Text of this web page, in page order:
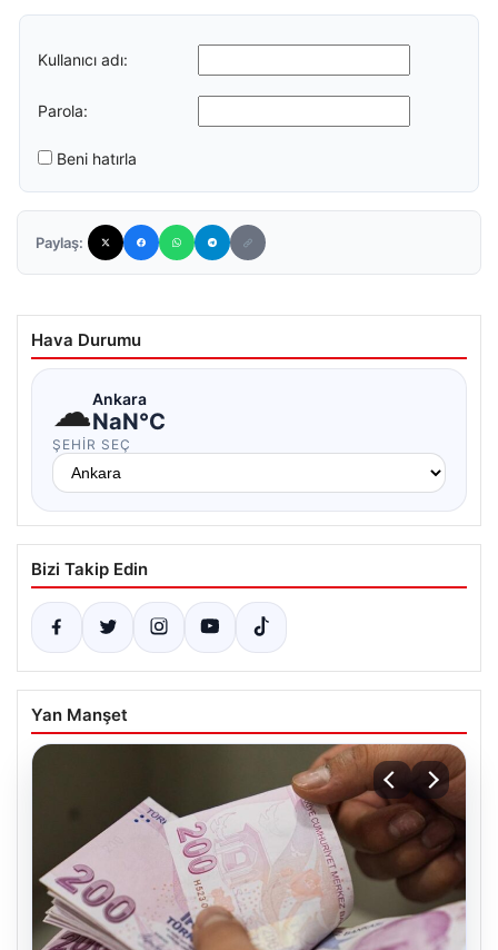
Kullanıcı adı:
Parola:
Beni hatırla
Paylaş:
Hava Durumu
☁Ankara
NaN°C
ŞEHIR SEÇ
Bizi Takip Edin
Yan Manşet